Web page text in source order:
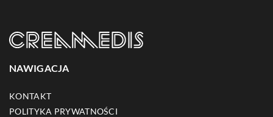
NAWIGACJA
KONTAKT
POLITYKA PRYWATNOŚCI